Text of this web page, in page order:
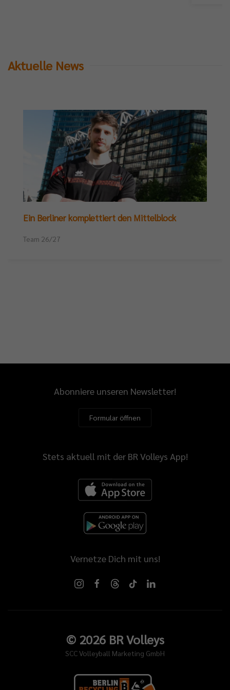
Aktuelle News
Ein Berliner komplettiert den Mittelblock
Team 26/27
Abonniere unseren Newsletter!
Formular öffnen
Stets aktuell mit der BR Volleys App!
Vernetze Dich mit uns!
© 2026BR Volleys
SCC Volleyball Marketing GmbH